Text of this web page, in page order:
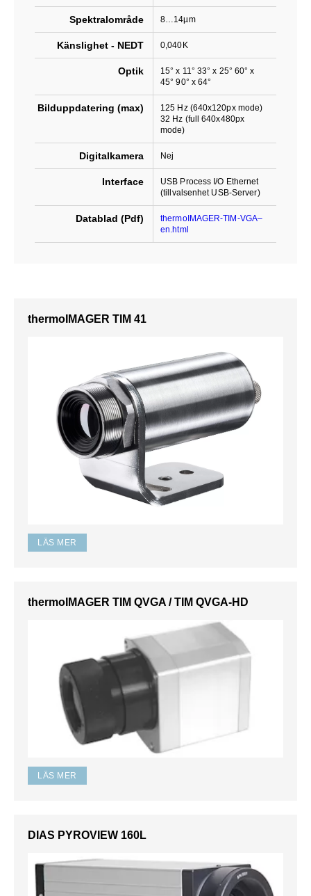
Spektralområde
Känslighet - NEDT
Optik
Bilduppdatering (max)
Digitalkamera
Interface
Datablad (Pdf)
8…14µm
0,040K
15° x 11° 33° x 25° 60° x
45° 90° x 64°
125 Hz (640x120px mode)
32 Hz (full 640x480px
mode)
Nej
USB Process I/O Ethernet
(tillvalsenhet USB-Server)
thermoIMAGER-TIM-VGA–
en.html
thermoIMAGER TIM 41
LÄS MER
thermoIMAGER TIM QVGA / TIM QVGA-HD
LÄS MER
DIAS PYROVIEW 160L